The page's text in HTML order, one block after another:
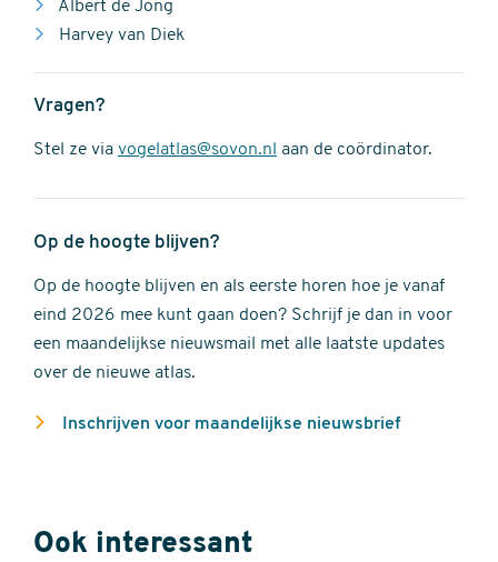
Albert de Jong
Harvey van Diek
Vragen?
Stel ze via vogelatlas@sovon.nl aan de coördinator.
Op de hoogte blijven?
Op de hoogte blijven en als eerste horen hoe je vanaf
eind 2026 mee kunt gaan doen? Schrijf je dan in voor
een maandelijkse nieuwsmail met alle laatste updates
over de nieuwe atlas.
Inschrijven voor maandelijkse nieuwsbrief
Ook interessant